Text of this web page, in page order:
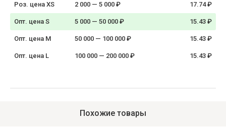
Роз. цена XS 2 000 — 5 000 ₽ 17.74 ₽
Опт. цена S 5 000 — 50 000 ₽ 15.43 ₽
Опт. цена M 50 000 — 100 000 ₽ 15.43 ₽
Опт. цена L 100 000 — 200 000 ₽ 15.43 ₽
Похожие товары